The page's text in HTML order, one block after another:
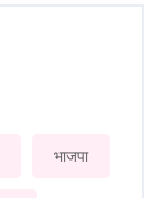
भाजपा